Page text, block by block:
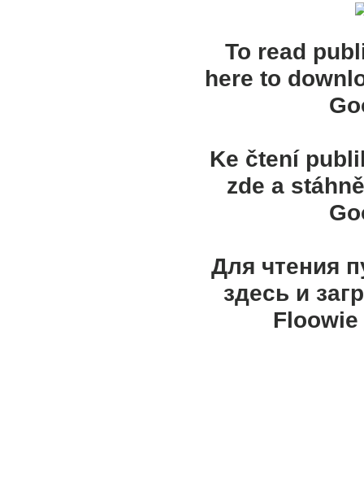
To read
here to
Ke čtení
zde a
Для чтения
здесь и
Floowie